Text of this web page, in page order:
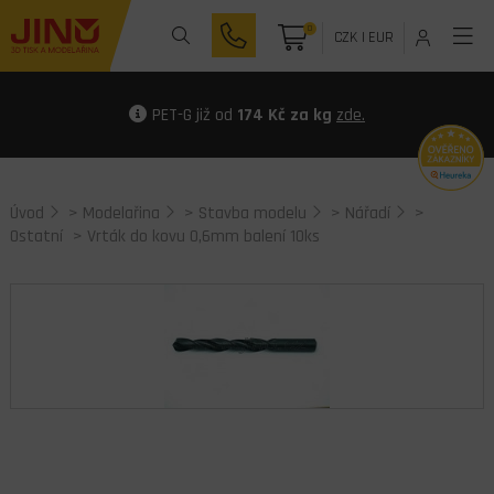
0 CZK| EUR
PET-G již od 174 Kč za kg zde.
Úvod > Modelařina > Stavba modelu > Nářadí
>
Ostatní > Vrták do kovu 0,6mm balení 10ks